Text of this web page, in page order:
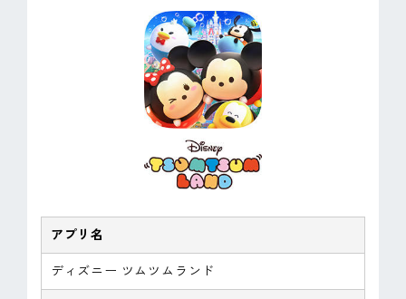
アプリ名
ディズニー ツムツムランド